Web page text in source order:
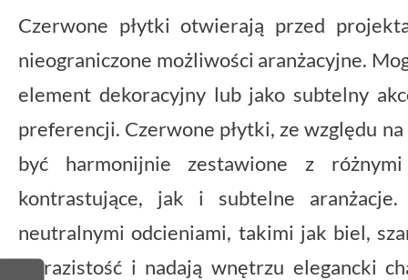
Czerwone płytki otwierają przed
nieograniczone możliwości aranżacyjne.
element dekoracyjny lub jako subtelny
preferencji. Czerwone płytki, ze względu
być harmonijnie zestawione z
kontrastujące, jak i subtelne
neutralnymi odcieniami, takimi jak biel,
wyrazistość i nadają wnętrzu elegancki